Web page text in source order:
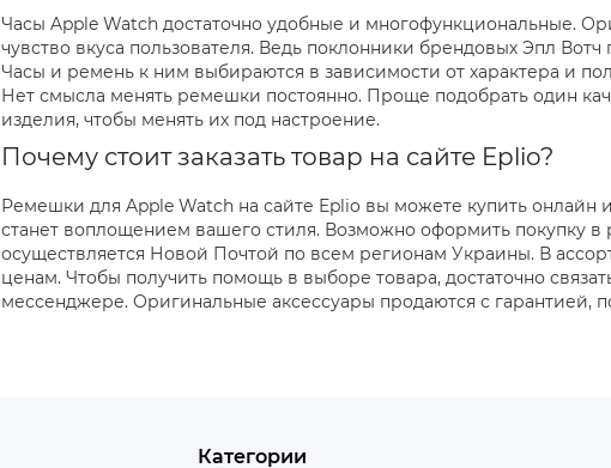
Часы Apple Watch достаточно удобные и многофункциональные.
чувство вкуса пользователя. Ведь поклонники брендовых Эпл
Часы и ремень к ним выбираются в зависимости от характера и
Нет смысла менять ремешки постоянно. Проще подобрать один
изделия, чтобы менять их под настроение.
Почему стоит заказать товар на сайте Eplio?
Ремешки для Apple Watch на сайте Eplio вы можете купить
станет воплощением вашего стиля. Возможно оформить покупку в
осуществляется Новой Почтой по всем регионам Украины. В
ценам. Чтобы получить помощь в выборе товара, достаточно
мессенджере. Оригинальные аксессуары продаются с гарантией,
Категории